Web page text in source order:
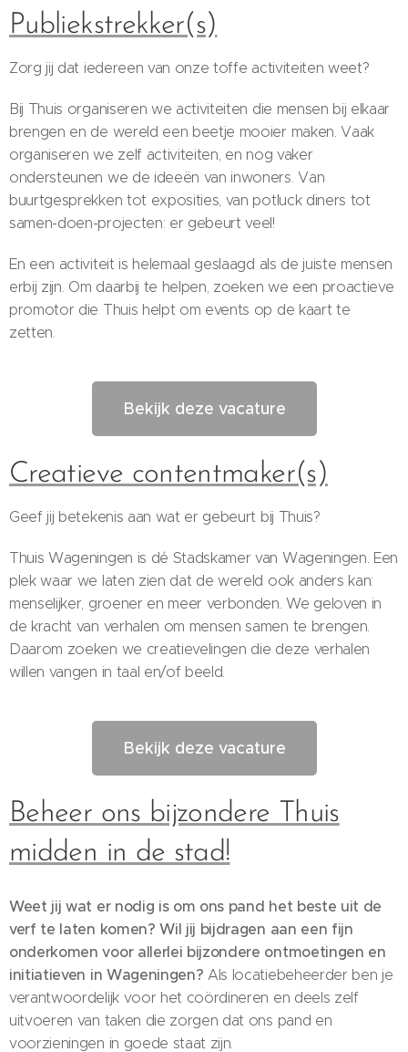
Publiekstrekker(s)
Zorg jij dat iedereen van onze toffe activiteiten weet?
Bij Thuis organiseren we activiteiten die mensen bij elkaar
brengen en de wereld een beetje mooier maken. Vaak
organiseren we zelf activiteiten, en nog vaker
ondersteunen we de ideeën van inwoners. Van
buurtgesprekken tot exposities, van potluck diners tot
samen-doen-projecten: er gebeurt veel!
En een activiteit is helemaal geslaagd als de juiste mensen
erbij zijn. Om daarbij te helpen, zoeken we een proactieve
promotor die Thuis helpt om events op de kaart te
zetten.
Bekijk deze vacature
Creatieve contentmaker(s)
Geef jij betekenis aan wat er gebeurt bij Thuis?
Thuis Wageningen is dé Stadskamer van Wageningen. Een
plek waar we laten zien dat de wereld ook anders kan:
menselijker, groener en meer verbonden. We geloven in
de kracht van verhalen om mensen samen te brengen.
Daarom zoeken we creatievelingen die deze verhalen
willen vangen in taal en/of beeld.
Bekijk deze vacature
Beheer ons bijzondere Thuis
midden in de stad!
Weet jij wat er nodig is om ons pand het beste uit de
verf te laten komen? Wil jij bijdragen aan een fijn
onderkomen voor allerlei bijzondere ontmoetingen en
initiatieven in Wageningen?Als locatiebeheerder ben je
verantwoordelijk voor het coördineren en deels zelf
uitvoeren van taken die zorgen dat ons pand en
voorzieningen in goede staat zijn.